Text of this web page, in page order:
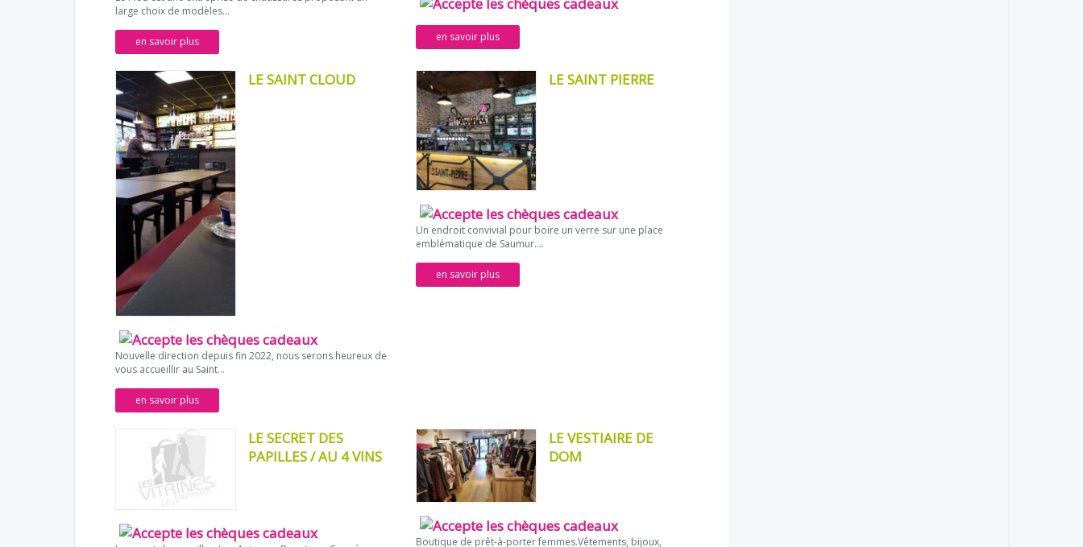
large choix de modèles...
en savoir plus en savoir plus
LE SAINT CLOUD
Nouvelle direction depuis fin 2022, nous serons heureux de
vous accueillir au Saint...
en savoir plus
LE SAINT PIERRE
Un endroit convivial pour boire un verre sur une place
emblématique de Saumur....
en savoir plus
LE SECRET DES
PAPILLES / AU 4 VINS
LE VESTIAIRE DE
DOM
Boutique de prêt-à-porter femmes.Vêtements, bijoux,